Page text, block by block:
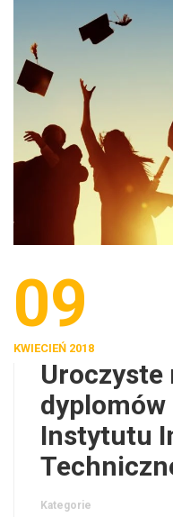
09
KWIECIEŃ 2018
Uroczyste
Instytutu
Kategorie